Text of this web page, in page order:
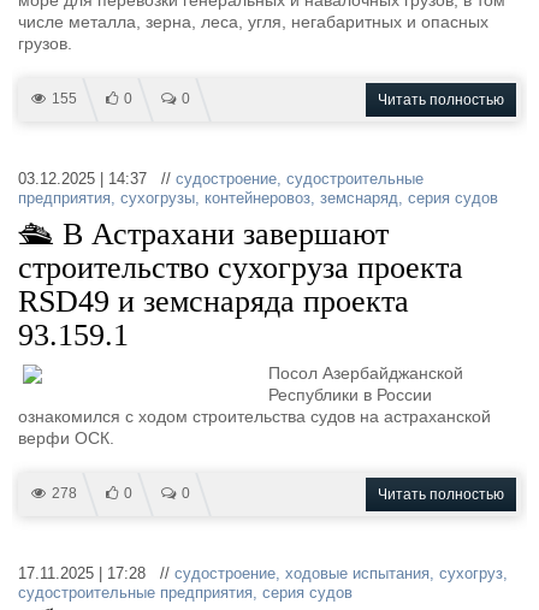
числе металла, зерна, леса, угля, негабаритных и опасных
грузов.
155 0 0 Читать полностью
03.12.2025 | 14:37 // судостроение, судостроительные
предприятия, сухогрузы, контейнеровоз, земснаряд, серия судов
🛳 В Астрахани завершают
строительство сухогруза проекта
RSD49 и земснаряда проекта
93.159.1
Посол Азербайджанской
Республики в России
ознакомился с ходом строительства судов на астраханской
верфи ОСК.
278 0 0 Читать полностью
17.11.2025 | 17:28 // судостроение, ходовые испытания, сухогруз,
судостроительные предприятия, серия судов